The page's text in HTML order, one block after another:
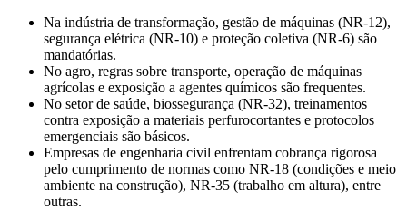
Na indústria de transformação, gestão de máquinas (NR-12),
segurança elétrica (NR-10) e proteção coletiva (NR-6) são
mandatórias.
No agro, regras sobre transporte, operação de máquinas
agrícolas e exposição a agentes químicos são frequentes.
No setor de saúde, biossegurança (NR-32), treinamentos
contra exposição a materiais perfurocortantes e protocolos
emergenciais são básicos.
Empresas de engenharia civil enfrentam cobrança rigorosa
pelo cumprimento de normas como NR-18 (condições e meio
ambiente na construção), NR-35 (trabalho em altura), entre
outras.